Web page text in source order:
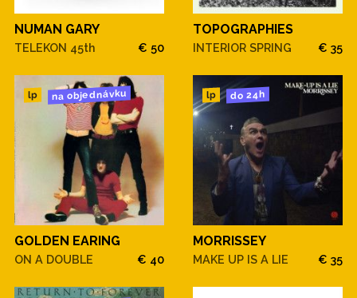
NUMAN GARY
TELEKON 45th € 50
TOPOGRAPHIES
INTERIOR SPRING € 35
lp na objednávku
GOLDEN EARING
ON A DOUBLE € 40
lp do 24h
MORRISSEY
MAKE UP IS A LIE € 35